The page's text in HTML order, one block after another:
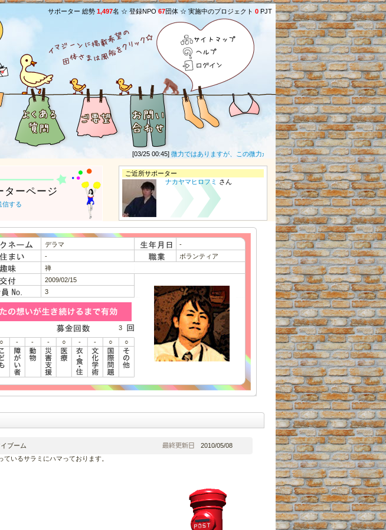
サポーター 総勢 1,497名 ☆ 登録NPO 67団体 ☆ 実施中のプロジェクト 0 PJT
サイトマップ
ヘルプ
ログイン
[03/25 00:45]微力ではありますが、この微力があなた方への救いになることを願います。
ターページ
信する
ご近所サポーター
ナカヤマヒロフミ さん
デラマ
-
-
禅
ボランティア
2009/02/15
3
3
○ - - - ○ - - ○ ○
ブーム
2010/05/08
ているサラミにハマっております。